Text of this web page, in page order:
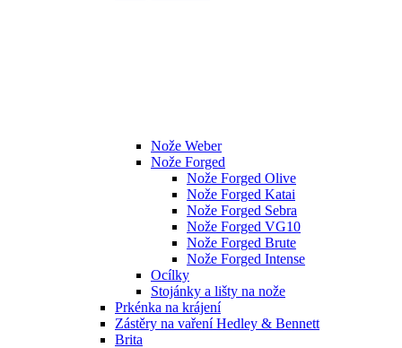
Nože Weber
Nože Forged
Nože Forged Olive
Nože Forged Katai
Nože Forged Sebra
Nože Forged VG10
Nože Forged Brute
Nože Forged Intense
Ocílky
Stojánky a lišty na nože
Prkénka na krájení
Zástěry na vaření Hedley & Bennett
Brita